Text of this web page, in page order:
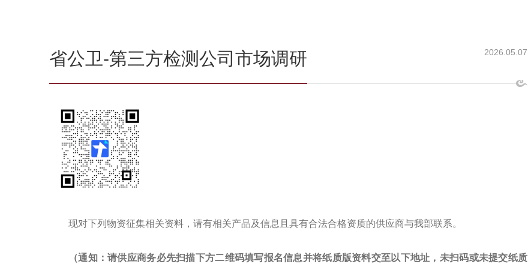
省公卫-第三方检测公司市场调研 2026.05.07
现对下列物资征集相关资料，请有相关产品及信息且具有合法合格资质的供应商与我部联系。
（通知：请供应商务必先扫描下方二维码填写报名信息并将纸质版资料交至以下地址，未扫码或未提交纸质